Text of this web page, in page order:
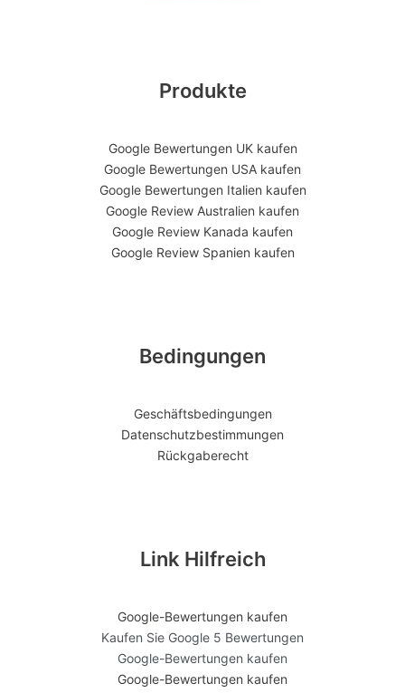
Produkte
Google Bewertungen UK kaufen
Google Bewertungen USA kaufen
Google Bewertungen Italien kaufen
Google Review Australien kaufen
Google Review Kanada kaufen
Google Review Spanien kaufen
Bedingungen
Geschäftsbedingungen
Datenschutzbestimmungen
Rückgaberecht
Link Hilfreich
Google-Bewertungen kaufen
Kaufen Sie Google 5 Bewertungen
Google-Bewertungen kaufen
Google-Bewertungen kaufen